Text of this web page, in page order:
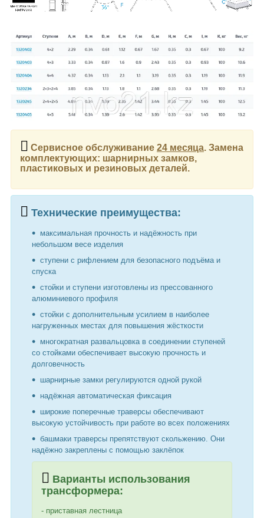
Сервисное обслуживание 24 месяца. Замена
комплектующих: шарнирных замков,
пластиковых и резиновых деталей.
Технические преимущества:
максимальная прочность и надёжность при
небольшом весе изделия
ступени с рифлением для безопасного подъёма и
спуска
стойки и ступени изготовлены из прессованного
алюминиевого профиля
стойки с дополнительным усилием в наиболее
нагруженных местах для повышения жёсткости
многократная развальцовка в соединении ступеней
со стойками обеспечивает высокую прочность и
долговечность
шарнирные замки регулируются одной рукой
надёжная автоматическая фиксация
широкие поперечные траверсы обеспечивают
высокую устойчивость при работе во всех положениях
башмаки траверсы препятствуют скольжению. Они
надёжно закреплены с помощью заклёпок
Варианты использования
трансформера:
- приставная лестница